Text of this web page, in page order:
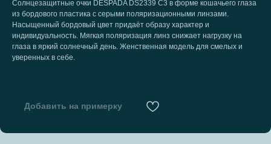
Добавить на примерку
Солнцезащитные очки DESPADA DS2339 С3 в форме кошачьего глаза
из бордового пластика с серыми поляризационными линзами.
Насыщенный бордовый цвет придаёт образу характер и
индивидуальность. Мягкая поляризация линз снижает нагрузку на
глаза в яркий солнечный день. Женственная модель для смелых и
уверенных в себе.